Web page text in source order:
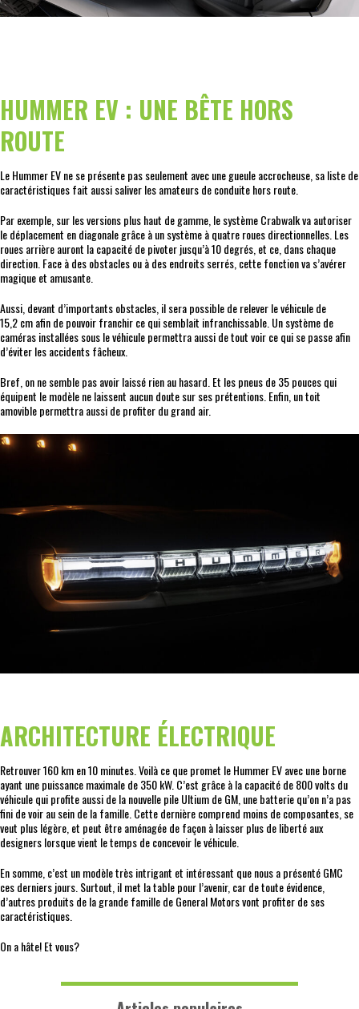
HUMMER EV : UNE BÊTE HORS
ROUTE
Le Hummer EV ne se présente pas seulement avec une gueule accrocheuse, sa liste de
caractéristiques fait aussi saliver les amateurs de conduite hors route.
Par exemple, sur les versions plus haut de gamme, le système Crabwalk va autoriser
le déplacement en diagonale grâce à un système à quatre roues directionnelles. Les
roues arrière auront la capacité de pivoter jusqu’à 10 degrés, et ce, dans chaque
direction. Face à des obstacles ou à des endroits serrés, cette fonction va s’avérer
magique et amusante.
Aussi, devant d’importants obstacles, il sera possible de relever le véhicule de
15,2 cm afin de pouvoir franchir ce qui semblait infranchissable. Un système de
caméras installées sous le véhicule permettra aussi de tout voir ce qui se passe afin
d’éviter les accidents fâcheux.
Bref, on ne semble pas avoir laissé rien au hasard. Et les pneus de 35 pouces qui
équipent le modèle ne laissent aucun doute sur ses prétentions. Enfin, un toit
amovible permettra aussi de profiter du grand air.
ARCHITECTURE ÉLECTRIQUE
Retrouver 160 km en 10 minutes. Voilà ce que promet le Hummer EV avec une borne
ayant une puissance maximale de 350 kW. C’est grâce à la capacité de 800 volts du
véhicule qui profite aussi de la nouvelle pile Ultium de GM, une batterie qu’on n’a pas
fini de voir au sein de la famille. Cette dernière comprend moins de composantes, se
veut plus légère, et peut être aménagée de façon à laisser plus de liberté aux
designers lorsque vient le temps de concevoir le véhicule.
En somme, c’est un modèle très intrigant et intéressant que nous a présenté GMC
ces derniers jours. Surtout, il met la table pour l’avenir, car de toute évidence,
d’autres produits de la grande famille de General Motors vont profiter de ses
caractéristiques.
On a hâte! Et vous?